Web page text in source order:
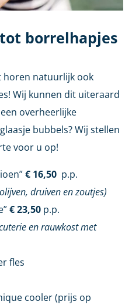
borrelhapjes
horen natuurlijk ook
Wij kunnen dit uiteraard
overheerlijke
bubbels? Wij stellen
voor u op!
€ 16,50 p.p.
druiven en zoutjes)
€ 23,50 p.p.
en rauwkost met
fles
cooler (prijs op